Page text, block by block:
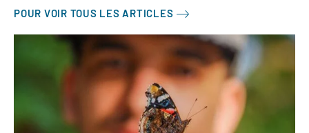
POUR VOIR TOUS LES ARTICLES